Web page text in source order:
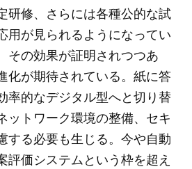
研修、さらには各種公的な試
用が見られるようになってい
その効果が証明されつつあ
化が期待されている。紙に答
率的なデジタル型へと切り替
ットワーク環境の整備、セキ
する必要も生じる。今や自動
評価システムという枠を超え